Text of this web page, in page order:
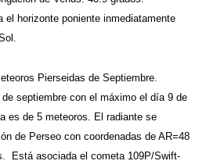
el horizonte poniente inmediatamente
Pierseidas de Septiembre.
septiembre con el máximo el día 9 de
es de 5 meteoros. El radiante se
de Perseo con coordenadas de AR=48
Está asociada el cometa 109P/Swift-